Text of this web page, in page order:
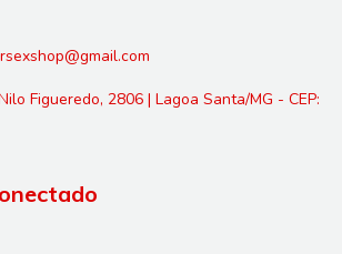
Figueredo, 2806 | Lagoa Santa/MG - CEP: